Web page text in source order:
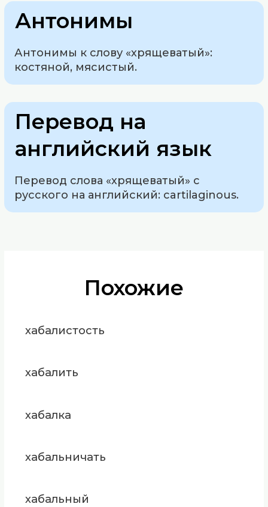
Антонимы
Антонимы к слову «хрящеватый»:
костяной, мясистый.
Перевод на
английский язык
Перевод слова «хрящеватый» с
русского на английский: cartilaginous.
Похожие
хабалистость
хабалить
хабалка
хабальничать
хабальный